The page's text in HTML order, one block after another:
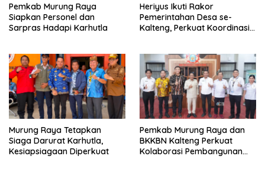
Pemkab Murung Raya
Siapkan Personel dan
Sarpras Hadapi Karhutla
Heriyus Ikuti Rakor
Pemerintahan Desa se-
Kalteng, Perkuat Koordinasi
Murung Raya Tetapkan
Siaga Darurat Karhutla,
Kesiapsiagaan Diperkuat
Pemkab Murung Raya dan
BKKBN Kalteng Perkuat
Kolaborasi Pembangunan